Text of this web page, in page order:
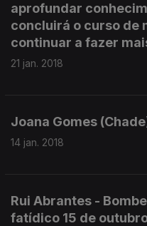
aprofundar
concluirá o curso de
continuar a fazer
21 jan. 2018
Joana Gomes
14 jan. 2018
Rui Abrantes -
fatídico 15 de